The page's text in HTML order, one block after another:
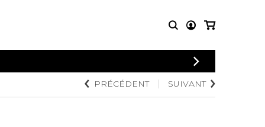
CONNEXION
PARTITIONS
POUR
AUTRES
PRODUITS
PRÉCÉDENT SUIVANT